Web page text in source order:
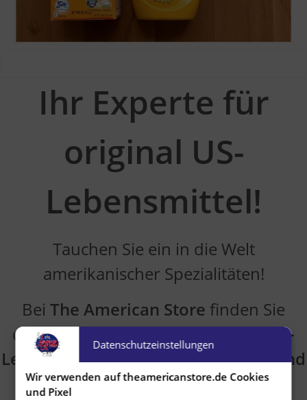
Ihr Experte für
original US-
Lebensmittel!
Tauchen Sie ein in die Welt
amerikanischer Spezialitäten!
Bei The American Store finden Sie
diebeste Auswahl an originalen US-
Lebensmitteln, Snacks, Getränken und
Spezialprodukten
Datenschutzeinstellungen
Wir verwenden auf theamericanstore.de Cookies
und Pixel